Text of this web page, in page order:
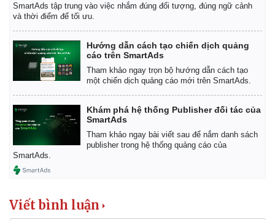
SmartAds tập trung vào việc nhắm đúng đối tượng, đúng ngữ cảnh
và thời điểm để tối ưu.
Hướng dẫn cách tạo chiến dịch quảng
cáo trên SmartAds
Tham khảo ngay trọn bộ hướng dẫn cách tạo
một chiến dịch quảng cáo mới trên SmartAds.
Khám phá hệ thống Publisher đối tác của
SmartAds
Tham khảo ngay bài viết sau để nắm danh sách
publisher trong hệ thống quảng cáo của
SmartAds.
Viết bình luận